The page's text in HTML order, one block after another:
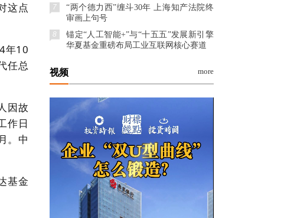
这点
年10
任总
因故
作日
。中
基金
7
“两个德力西”缠斗30年 上海知产法院终
审画上句号
8
锚定“人工智能+”与“十五五”发展新引擎
华夏基金重磅布局工业互联网核心赛道
视频 more